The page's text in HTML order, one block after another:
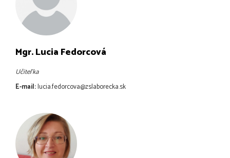
Mgr. Lucia Fedorcová
Učiteľka
E-mail:lucia.fedorcova@zslaborecka.sk